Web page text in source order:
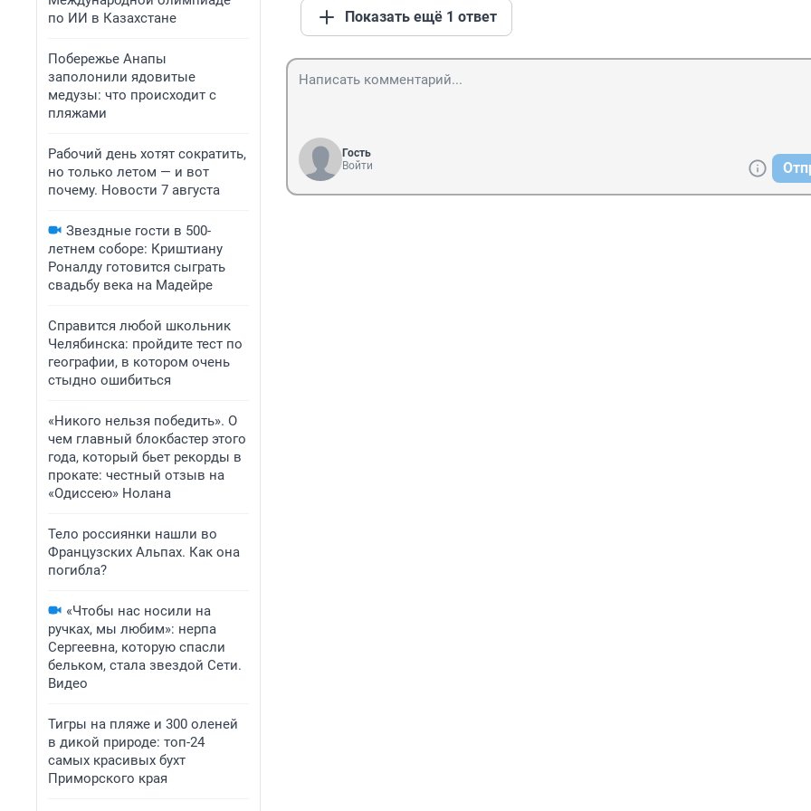
по ИИ в Казахстане
Побережье Анапы
заполонили ядовитые
медузы: что происходит с
пляжами
Рабочий день хотят сократить,
но только летом — и вот
почему. Новости 7 августа
Звездные гости в 500-
летнем соборе: Криштиану
Роналду готовится сыграть
свадьбу века на Мадейре
Справится любой школьник
Челябинска: пройдите тест по
географии, в котором очень
стыдно ошибиться
«Никого нельзя победить». О
чем главный блокбастер этого
года, который бьет рекорды в
прокате: честный отзыв на
«Одиссею» Нолана
Тело россиянки нашли во
Французских Альпах. Как она
погибла?
«Чтобы нас носили на
ручках, мы любим»: нерпа
Сергеевна, которую спасли
бельком, стала звездой Сети.
Видео
Тигры на пляже и 300 оленей
в дикой природе: топ-24
самых красивых бухт
Приморского края
Показать ещё 1 ответ
Гость
Войти